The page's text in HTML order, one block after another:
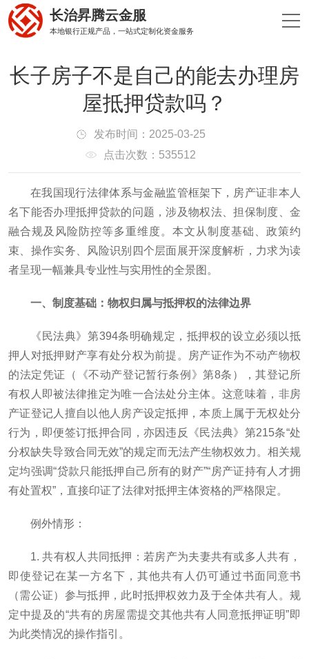
长治昇腾云金服
本地银行正规产品，一站式定制化资金服务
长子房子不是自己的能去办理房
屋抵押贷款吗？
发布时间：2025-03-25
点击次数：535512
在我国现行法律体系与金融监管框架下，房产证非本人
名下能否办理抵押贷款的问题，涉及物权法、担保制度、金
融合规及风险防控等多重维度。本文从制度基础、政策约
束、操作实务、风险识别四个层面展开深度解析，力求为读
者呈现一幅兼具专业性与实用性的全景图。
一、制度基础：物权归属与抵押权的法律边界
《民法典》第394条明确规定，抵押权的设立必须以抵
押人对抵押财产享有处分权为前提。房产证作为不动产物权
的法定凭证（《不动产登记暂行条例》第8条），其登记所
有权人即被法律推定为唯一合法处分主体。这意味着，非房
产证登记人擅自以他人房产设定抵押，本质上属于无权处分
行为，即便签订抵押合同，亦因违反《民法典》第215条“处
分权缺失导致合同无效”的规定而无法产生物权效力。相关规
定均强调“贷款只能抵押自己所有的财产”“房产证持有人才拥
有处置权”，直接印证了法律对抵押主体资格的严格限定。
例外情形：
1. 共有权人共同抵押：若房产为夫妻共有或多人共有，
即使登记在某一方名下，其他共有人仍可通过书面同意书
（需公证）参与抵押，此时抵押权效力及于全体共有人。规
定中提及的“共有的房屋需提交其他共有人同意抵押证明”即
为此类情况的操作指引。